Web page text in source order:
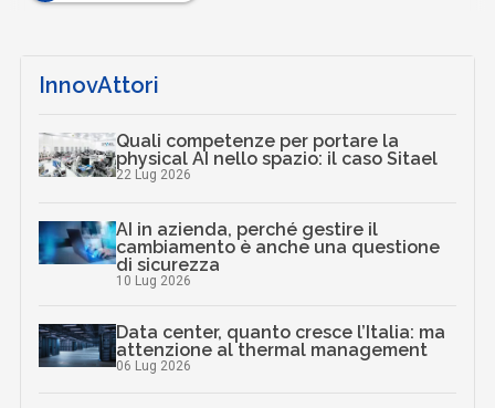
InnovAttori
Quali competenze per portare la
physical AI nello spazio: il caso Sitael
22 Lug 2026
AI in azienda, perché gestire il
cambiamento è anche una questione
di sicurezza
10 Lug 2026
Data center, quanto cresce l’Italia: ma
attenzione al thermal management
06 Lug 2026